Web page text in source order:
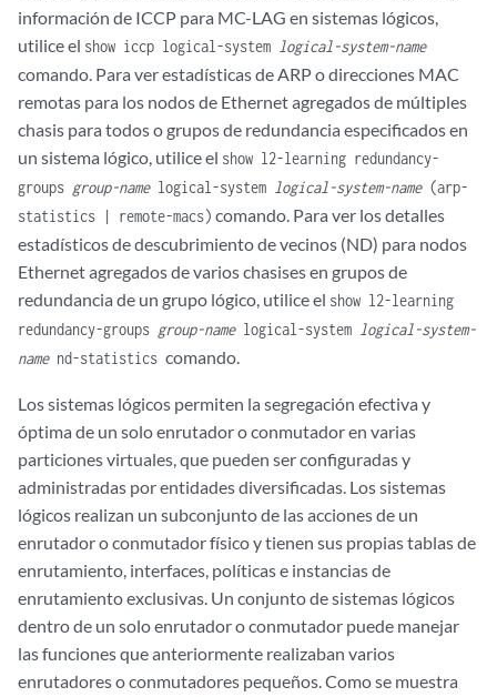
información de ICCP para MC-LAG en sistemas lógicos,
utilice el show iccp logical-system logical-system-name
comando. Para ver estadísticas de ARP o direcciones MAC
remotas para los nodos de Ethernet agregados de múltiples
chasis para todos o grupos de redundancia especificados en
un sistema lógico, utilice el show l2-learning redundancy-
groups group-namelogical-system logical-system-name(arp-
statistics | remote-macs) comando. Para ver los detalles
estadísticos de descubrimiento de vecinos (ND) para nodos
Ethernet agregados de varios chasises en grupos de
redundancia de un grupo lógico, utilice el show l2-learning
redundancy-groups group-namelogical-system logical-system-
namend-statistics comando.
Los sistemas lógicos permiten la segregación efectiva y
óptima de un solo enrutador o conmutador en varias
particiones virtuales, que pueden ser configuradas y
administradas por entidades diversificadas. Los sistemas
lógicos realizan un subconjunto de las acciones de un
enrutador o conmutador físico y tienen sus propias tablas de
enrutamiento, interfaces, políticas e instancias de
enrutamiento exclusivas. Un conjunto de sistemas lógicos
dentro de un solo enrutador o conmutador puede manejar
las funciones que anteriormente realizaban varios
enrutadores o conmutadores pequeños. Como se muestra